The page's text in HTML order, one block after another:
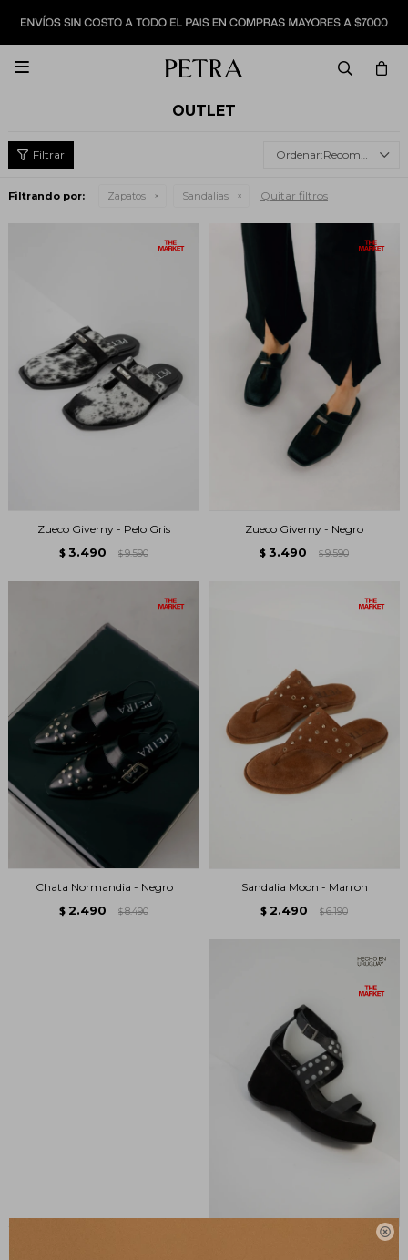


OUTLET
Recomendados
Filtrando por: Zapatos Sandalias Quitar filtros
Zueco Giverny - Pelo Gris
$ 3.490 $ 9.590
Zueco Giverny - Negro
$ 3.490 $ 9.590
Chata Normandia - Negro
$ 2.490 $ 8.490
Sandalia Moon - Marron
$ 2.490 $ 6.190